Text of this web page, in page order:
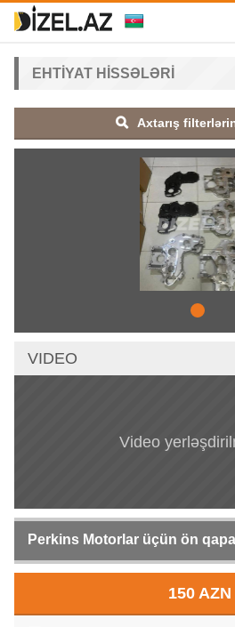
EHTIYAT HISSƏLƏRI
Axtarış
VIDEO
Video
Perkins Motorlar üçün ön
150 AZN